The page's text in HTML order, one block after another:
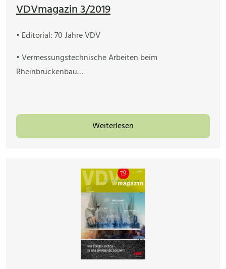
VDVmagazin 3/2019
• Editorial: 70 Jahre VDV
• Vermessungstechnische Arbeiten beim
Rheinbrückenbau…
Weiterlesen